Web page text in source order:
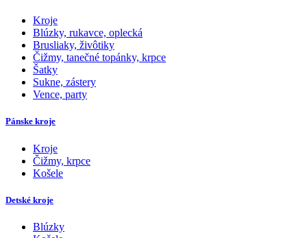
Kroje
Blúzky, rukavce, oplecká
Brusliaky, živôtiky
Čižmy, tanečné topánky, krpce
Šatky
Sukne, zástery
Vence, party
Pánske kroje
Kroje
Čižmy, krpce
Košele
Detské kroje
Blúzky